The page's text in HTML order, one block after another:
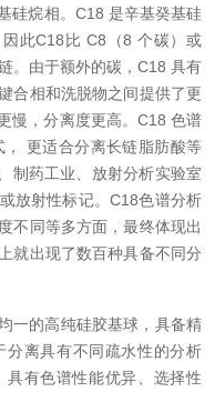
烷相。C18 是辛基癸基硅
此C18比 C8（8 个碳）或
。由于额外的碳，C18 具有
合相和洗脱物之间提供了更
慢，分离度更高。C18 色谱
更适合分离长链脂肪酸等
制药工业、放射分析实验室
放射性标记。C18色谱分析
不同等多方面，最终体现出
就出现了数百种具备不同分
的高纯硅胶基球，具备精
分离具有不同疏水性的分析
有色谱性能优异、选择性